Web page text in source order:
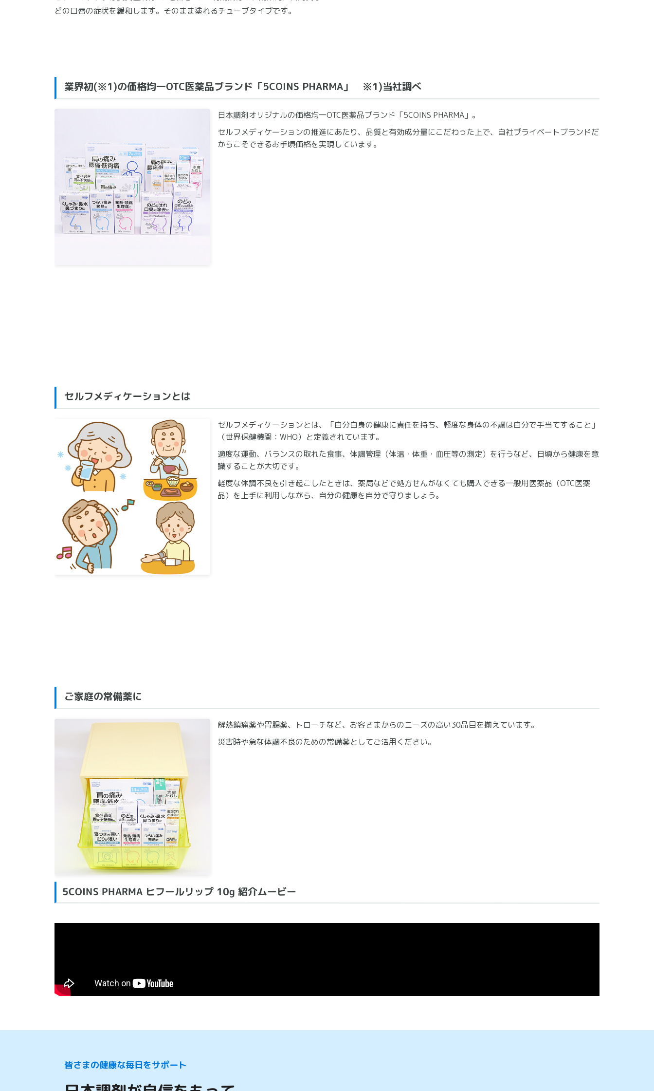
どの口唇の症状を緩和します。そのまま塗れるチューブタイプです。
業界初(※1)の価格均一OTC医薬品ブランド「5COINS PHARMA」 ※1)当社調べ
日本調剤オリジナルの価格均一OTC医薬品ブランド「5COINS PHARMA」。
セルフメディケーションの推進にあたり、品質と有効成分量にこだわった上で、自社プライベートブランドだ
からこそできるお手頃価格を実現しています。
セルフメディケーションとは
セルフメディケーションとは、「自分自身の健康に責任を持ち、軽度な身体の不調は自分で手当てすること」
（世界保健機関：WHO）と定義されています。
適度な運動、バランスの取れた食事、体調管理（体温・体重・血圧等の測定）を行うなど、日頃から健康を意
識することが大切です。
軽度な体調不良を引き起こしたときは、薬局などで処方せんがなくても購入できる一般用医薬品（OTC医薬
品）を上手に利用しながら、自分の健康を自分で守りましょう。
ご家庭の常備薬に
解熱鎮痛薬や胃腸薬、トローチなど、お客さまからのニーズの高い30品目を揃えています。
災害時や急な体調不良のための常備薬としてご活用ください。
5COINS PHARMA ヒフールリップ 10g 紹介ムービー
皆さまの健康な毎日をサポート